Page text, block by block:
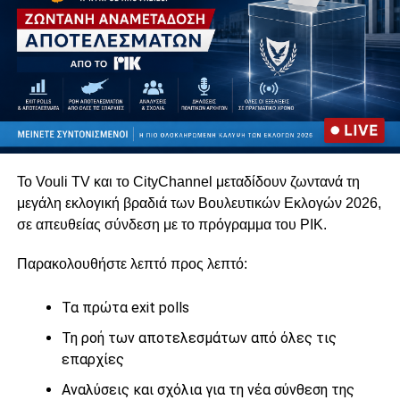
Το Vouli TV και το CityChannel μεταδίδουν ζωντανά τη
μεγάλη εκλογική βραδιά των Βουλευτικών Εκλογών 2026,
σε απευθείας σύνδεση με το πρόγραμμα του ΡΙΚ.
Παρακολουθήστε λεπτό προς λεπτό:
Τα πρώτα exit polls
Τη ροή των αποτελεσμάτων από όλες τις
επαρχίες
Αναλύσεις και σχόλια για τη νέα σύνθεση της